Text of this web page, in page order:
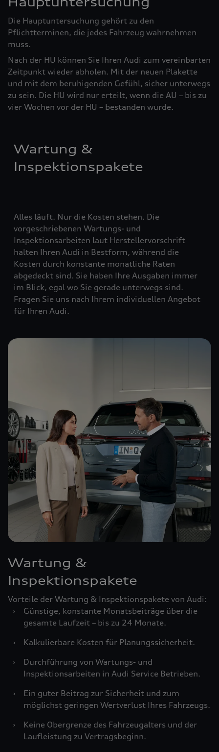
Die Hauptuntersuchung gehört zu den
Pflichtterminen, die jedes Fahrzeug wahrnehmen
muss.
Nach der HU können Sie Ihren Audi zum vereinbarten
Zeitpunkt wieder abholen. Mit der neuen Plakette
und mit dem beruhigenden Gefühl, sicher unterwegs
zu sein. Die HU wird nur erteilt, wenn die AU – bis zu
vier ­Woch­en vor der HU – bestanden wurde.
Wartung &
Inspektionspakete
Alles läuft. Nur die Kosten stehen. Die
vorgeschriebenen Wartungs- und
Inspektionsarbeiten laut Herstellervorschrift
halten Ihren Audi in Bestform, während die
Kosten durch konstante monatliche Raten
abgedeckt sind. Sie haben Ihre Ausgaben immer
im Blick, egal wo Sie gerade unterwegs sind.
Fragen Sie uns nach Ihrem individuellen Angebot
für Ihren Audi.
Wartung &
Inspektionspakete
Vorteile der Wartung & Inspektionspakete von Audi:
›
Günstige, konstante Monatsbeiträge über die
gesamte Laufzeit – bis zu 24 Monate.
›
Kalkulierbare Kosten für Planungssicherheit.
›
Durchführung von Wartungs- und
Inspektionsarbeiten in Audi Service Betrieben.
›
Ein guter Beitrag zur Sicherheit und zum
möglichst geringen Wertverlust Ihres Fahrzeugs.
›
Keine Obergrenze des Fahrzeugalters und der
Laufleistung zu Vertragsbeginn.